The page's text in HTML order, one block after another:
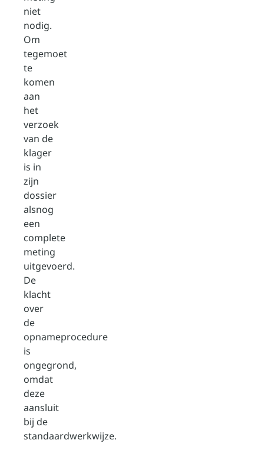
niet
nodig.
Om
tegemoet
te
komen
aan
het
verzoek
van de
klager
is in
zijn
dossier
alsnog
een
complete
meting
uitgevoerd.
De
klacht
over
de
opnameprocedure
is
ongegrond,
omdat
deze
aansluit
bij de
standaardwerkwijze.